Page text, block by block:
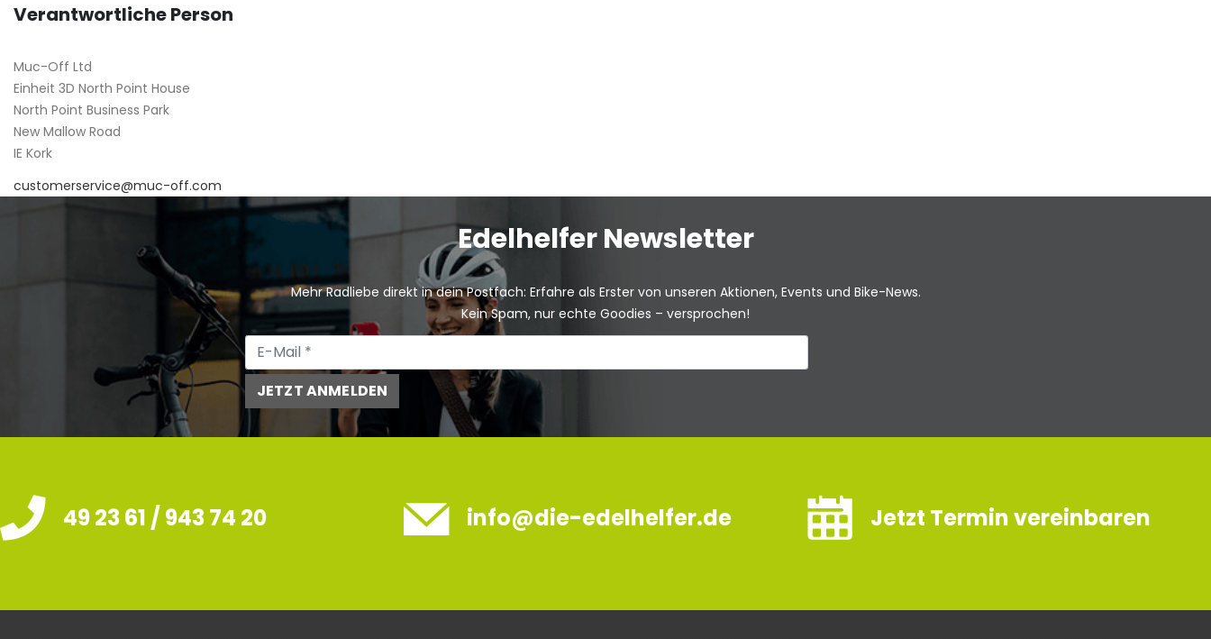
Verantwortliche Person
Muc-Off Ltd
Einheit 3D North Point House
North Point Business Park
New Mallow Road
IE Kork
customerservice@muc-off.com
Edelhelfer Newsletter
Mehr Radliebe direkt in dein Postfach: Erfahre als Erster von unseren Aktionen, Events und Bike-News.
Kein Spam, nur echte Goodies – versprochen!
JETZT ANMELDEN
49 23 61 / 943 74 20 info@die-edelhelfer.de Jetzt Termin vereinbaren